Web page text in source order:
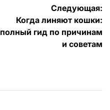
Следующая:
Когда линяют кошки:
полный гид по причинам
и советам